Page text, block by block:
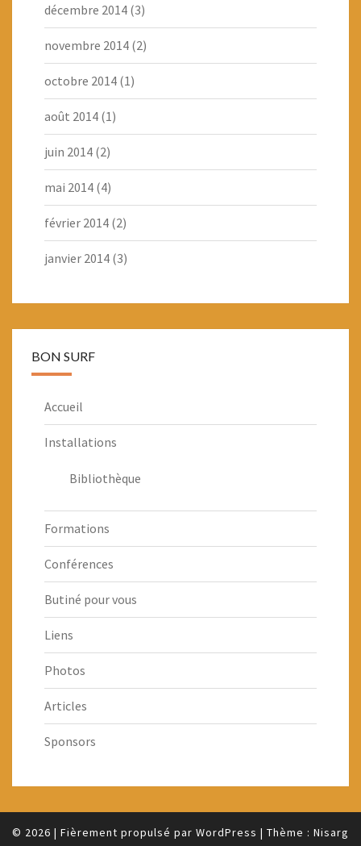
décembre 2014 (3)
novembre 2014 (2)
octobre 2014 (1)
août 2014 (1)
juin 2014 (2)
mai 2014 (4)
février 2014 (2)
janvier 2014 (3)
BON SURF
Accueil
Installations
Bibliothèque
Formations
Conférences
Butiné pour vous
Liens
Photos
Articles
Sponsors
© 2026 | Fièrement propulsé par WordPress | Thème : Nisarg